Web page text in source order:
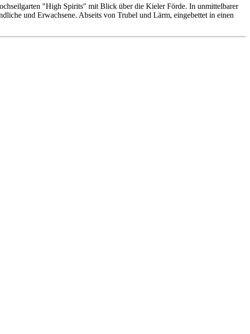
"High Spirits" mit Blick über die Kieler Förde. In unmittelbarer
und Erwachsene. Abseits von Trubel und Lärm, eingebettet in einen